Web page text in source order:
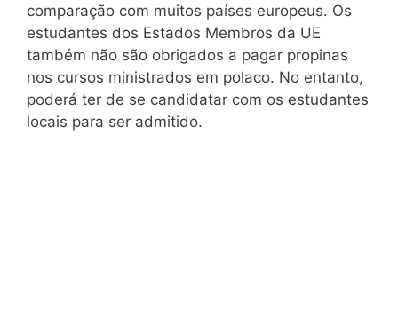
comparação com muitos países europeus. Os
estudantes dos Estados Membros da UE
também não são obrigados a pagar propinas
nos cursos ministrados em polaco. No entanto,
poderá ter de se candidatar com os estudantes
locais para ser admitido.